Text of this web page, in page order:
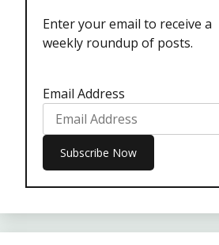
Enter your email to receive a
weekly roundup of posts.
Email Address